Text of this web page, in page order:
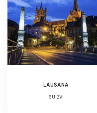
LAUSANA
SUIZA